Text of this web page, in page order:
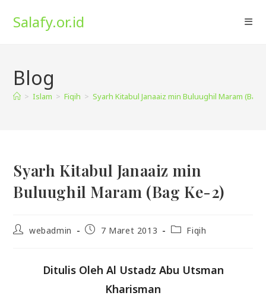
Salafy.or.id
Blog
> Islam > Fiqih > Syarh Kitabul Janaaiz min Buluughil Maram (Bag
Syarh Kitabul Janaaiz min
Buluughil Maram (Bag Ke-2)
Postwebadmin
Post7 Maret 2013
PostFiqih
Ditulis Oleh Al Ustadz Abu Utsman
Kharisman